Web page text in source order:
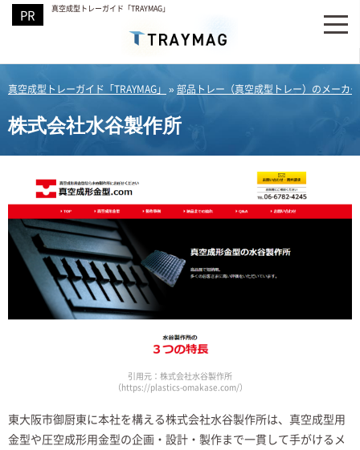
真空成型トレーガイド「TRAYMAG」
真空成型トレーガイド「TRAYMAG」 » 部品トレー（真空成型トレー）のメーカ
株式会社水谷製作所
引用元：株式会社水谷製作所
（https://plastics-omakase.com/）
東大阪市御厨東に本社を構える株式会社水谷製作所は、真空成型用
金型や圧空成形用金型の企画・設計・製作まで一貫して手がけるメ